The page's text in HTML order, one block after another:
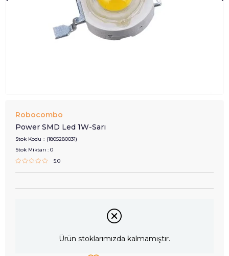
Robocombo
Power SMD Led 1W-Sarı
Stok Kodu
(1805280031)
Stok Miktarı : 0
5.0
Ürün stoklarımızda kalmamıştır.